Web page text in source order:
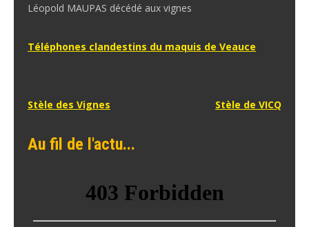
Léopold MAUPAS décédé aux vignes
Téléphones clandestins du maquis de Veauce
Navigation
l’article
Stèle des Vignes Stèle de VICQ
Au fil de l'actu...